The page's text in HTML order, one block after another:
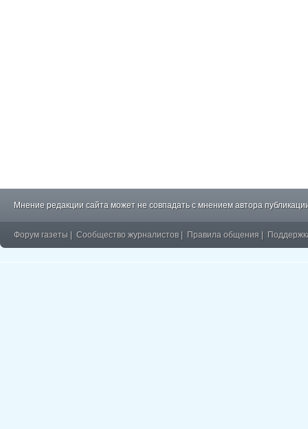
Мнение редакции сайта может не совпадать с мнением автора
Форум газеты Сообщество журналистов Правила общения
�